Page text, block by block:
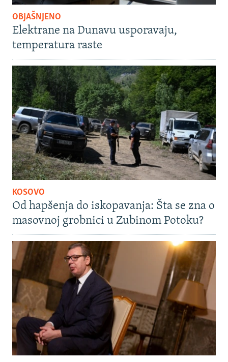
OBJAŠNJENO
Elektrane na Dunavu usporavaju,
temperatura raste
KOSOVO
Od hapšenja do iskopavanja: Šta se zna o
masovnoj grobnici u Zubinom Potoku?